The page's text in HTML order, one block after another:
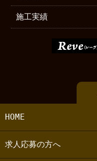
施工実績
HOME
求人応募の方へ